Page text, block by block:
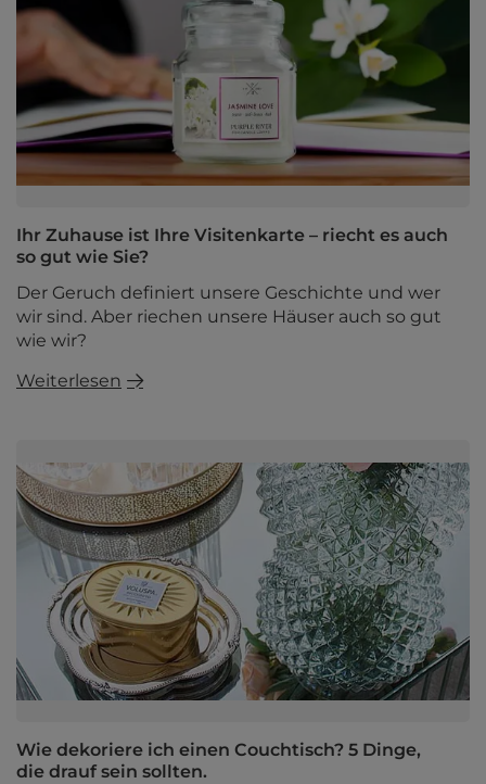
Ihr Zuhause ist Ihre Visitenkarte – riecht es auch
so gut wie Sie?
Der Geruch definiert unsere Geschichte und wer
wir sind. Aber riechen unsere Häuser auch so gut
wie wir?
Weiterlesen
Wie dekoriere ich einen Couchtisch? 5 Dinge,
die drauf sein sollten.